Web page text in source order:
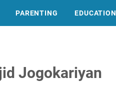
PARENTING EDUCATION
Jogokariyan